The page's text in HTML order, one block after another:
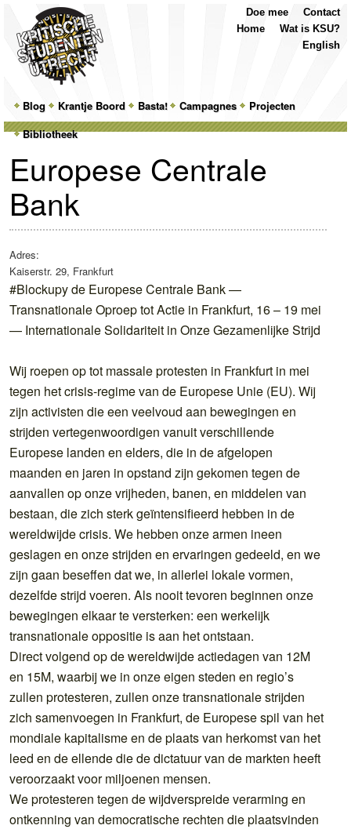
MainSkip
to
primary
content
Skip
to
secondary
content
Blog Krantje Boord Basta! Campagnes
Projecten
Bibliotheek
Contact
Doe mee
Wat is KSU?
Home
English
Europese Centrale
Bank
Adres:
Kaiserstr. 29, Frankfurt
#Blockupy de Europese Centrale Bank —
Transnationale Oproep tot Actie in Frankfurt, 16 – 19 mei
— Internationale Solidariteit in Onze Gezamenlijke Strijd
Wij roepen op tot massale protesten in Frankfurt in mei
tegen het crisis-regime van de Europese Unie (EU). Wij
zijn activisten die een veelvoud aan bewegingen en
strijden vertegenwoordigen vanuit verschillende
Europese landen en elders, die in de afgelopen
maanden en jaren in opstand zijn gekomen tegen de
aanvallen op onze vrijheden, banen, en middelen van
bestaan, die zich sterk geïntensifieerd hebben in de
wereldwijde crisis. We hebben onze armen ineen
geslagen en onze strijden en ervaringen gedeeld, en we
zijn gaan beseffen dat we, in allerlei lokale vormen,
dezelfde strijd voeren. Als nooit tevoren beginnen onze
bewegingen elkaar te versterken: een werkelijk
transnationale oppositie is aan het ontstaan.
Direct volgend op de wereldwijde actiedagen van 12M
en 15M, waarbij we in onze eigen steden en regio’s
zullen protesteren, zullen onze transnationale strijden
zich samenvoegen in Frankfurt, de Europese spil van het
mondiale kapitalisme en de plaats van herkomst van het
leed en de ellende die de dictatuur van de markten heeft
veroorzaakt voor miljoenen mensen.
We protesteren tegen de wijdverspreide verarming en
ontkenning van democratische rechten die plaatsvinden